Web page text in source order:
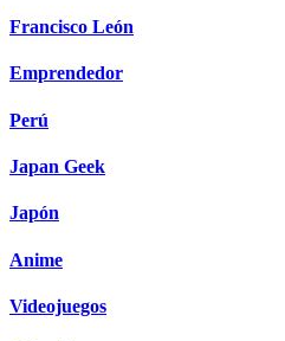
Francisco León
Emprendedor
Perú
Japan Geek
Japón
Anime
Videojuegos